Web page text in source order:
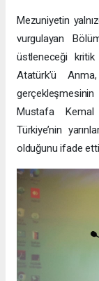
Mezuniyetin
vurgulayan
üstleneceği
Atatürk’ü
gerçekleşmesinin
Mustafa Kemal
Türkiye’nin
olduğunu ifade